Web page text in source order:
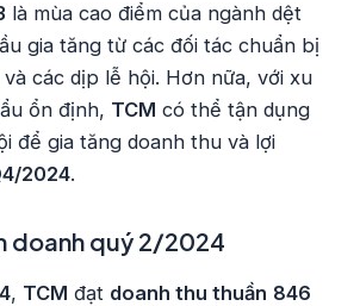
là mùa cao điểm của ngành dệt
gia tăng từ các đối tác chuẩn bị
các dịp lễ hội. Hơn nữa, với xu
ổn định, TCM có thể tận dụng
để gia tăng doanh thu và lợi
2024.
doanh quý 2/2024
, TCM đạt doanh thu thuần 846